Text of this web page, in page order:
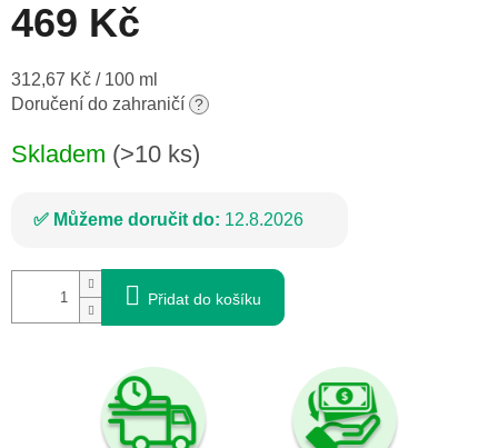
469 Kč
Měrná
cena:
312,67 Kč / 100 ml
Doručení do zahraničí ?
Skladem (>10 ks)
Můžeme doručit do: 12.8.2026
Přidat do košíku